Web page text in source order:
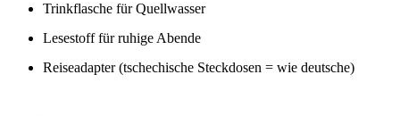
Trinkflasche für Quellwasser
Lesestoff für ruhige Abende
Reiseadapter (tschechische Steckdosen = wie deutsche)